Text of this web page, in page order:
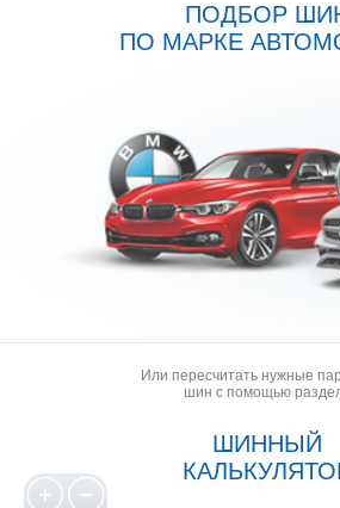
ПОДБОР
ПО МАРКЕ
Или пересчитать нужные
шин с помощью
ШИННЫЙ